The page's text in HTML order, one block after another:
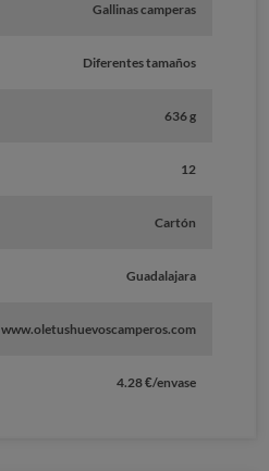
Gallinas camperas
Diferentes tamaños
636 g
12
Cartón
Guadalajara
www.oletushuevoscamperos.com
4.28 €/envase